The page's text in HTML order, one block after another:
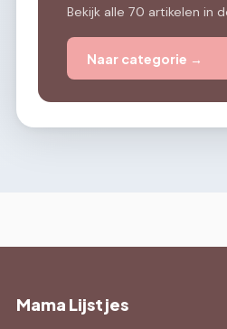
Bekijk alle 70 artikelen in
Naar categorie →
Mama Lijstjes